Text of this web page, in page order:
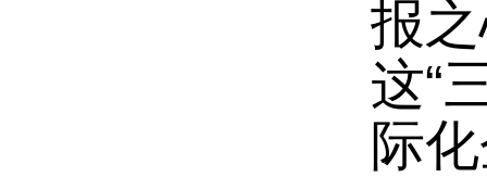
报
这“
际